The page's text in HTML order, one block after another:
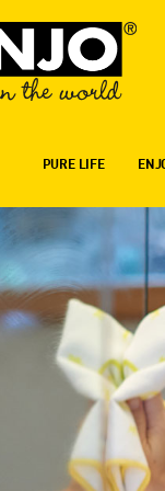
PURE LIFE